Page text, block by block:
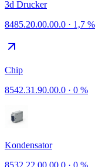
3d Drucker
8485.20.00.00.0 · 1,7 %
Chip
8542.31.90.00.0 · 0 %
Kondensator
8532.22.00.00.0 · 0 %